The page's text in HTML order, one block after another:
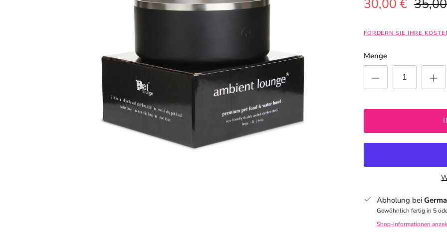
Verkaufspreis
30,00 €
FORDERN SIE IHRE
Menge
Abholung bei
Gewöhnlich fertig in 5
Shop-Informationen